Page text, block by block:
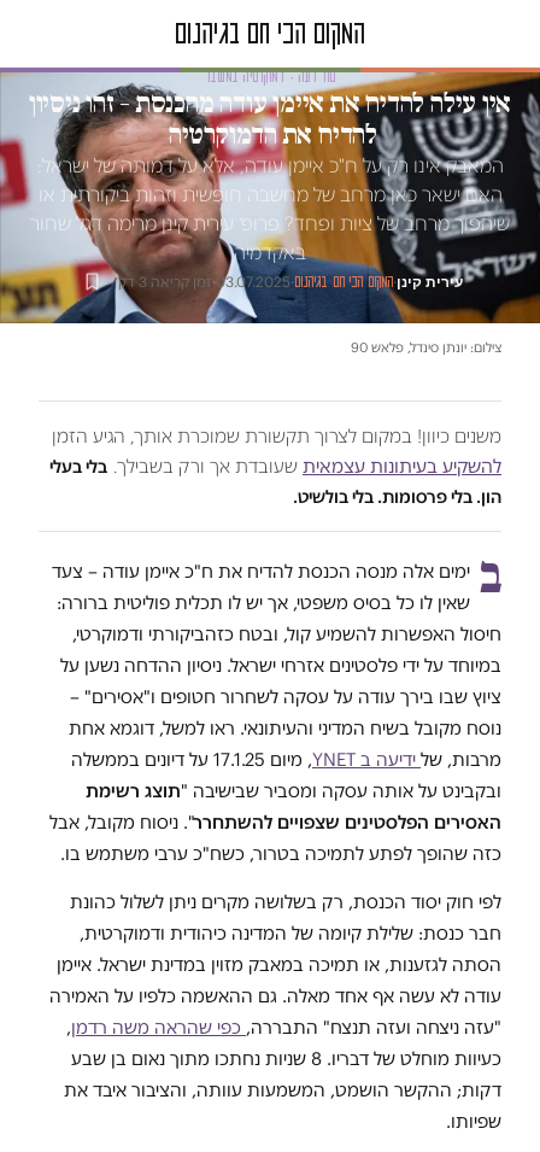
טור דעה · דמוקרטיה במשבר
אין עילה להדיח את איימן עודה מהכנסת – זהו ניסיון
להדיח את הדמוקרטיה
המאבק אינו רק על ח"כ איימן עודה, אלא על דמותה של ישראל:
האם ישאר כאן מרחב של מחשבה חופשית וזהות ביקורתית או
שיהפוך מרחב של ציות ופחד? פרופ׳ עירית קינן מרימה דגל שחור
באקדמיה
עירית קינן·המקום הכי חם בגיהנום·
03.07.2025
·זמן קריאה 3 דק׳
צילום: יונתן סינדל, פלאש 90
משנים כיוון! במקום לצרוך תקשורת שמוכרת אותך, הגיע הזמן
להשקיע בעיתונות עצמאית שעובדת אך ורק בשבילך. בלי בעלי
הון. בלי פרסומות. בלי בולשיט.
ב ימים אלה מנסה הכנסת להדיח את ח"כ איימן עודה – צעד
שאין לו כל בסיס משפטי, אך יש לו תכלית פוליטית ברורה:
חיסול האפשרות להשמיע קול, ובטח כזהביקורתי ודמוקרטי,
במיוחד על ידי פלסטינים אזרחי ישראל. ניסיון ההדחה נשען על
ציוץ שבו בירך עודה על עסקה לשחרור חטופים ו"אסירים" –
נוסח מקובל בשיח המדיני והעיתונאי. ראו למשל, דוגמא אחת
מרבות, של ידיעה ב YNET
, מיום 17.1.25 על דיונים בממשלה
ובקבינט על אותה עסקה ומסביר שבישיבה "תוצג רשימת
האסירים הפלסטינים שצפויים להשתחרר". ניסוח מקובל, אבל
כזה שהופך לפתע לתמיכה בטרור, כשח"כ ערבי משתמש בו.
לפי חוק יסוד הכנסת, רק בשלושה מקרים ניתן לשלול כהונת
חבר כנסת: שלילת קיומה של המדינה כיהודית ודמוקרטית,
הסתה לגזענות, או תמיכה במאבק מזוין במדינת ישראל. איימן
עודה לא עשה אף אחד מאלה. גם ההאשמה כלפיו על האמירה
"עזה ניצחה ועזה תנצח" התבררה, כפי שהראה משה רדמן,
כעיוות מוחלט של דבריו. 8 שניות נחתכו מתוך נאום בן שבע
דקות; ההקשר הושמט, המשמעות עוותה, והציבור איבד את
שפיותו.